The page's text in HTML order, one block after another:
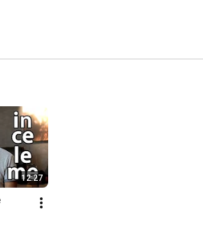
12:27